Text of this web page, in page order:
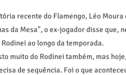
recente do Flamengo, Léo
da Mesa", o ex-jogador disse que,
ao longo da temporada.
muito do Rodinei também, mas
de sequência. Foi o que